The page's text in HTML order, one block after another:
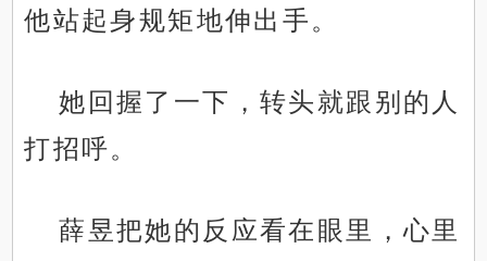
他站起身规矩地伸出手。
她回握了一下，转头就跟别的人
打招呼。
薛昱把她的反应看在眼里，心里